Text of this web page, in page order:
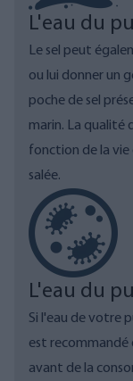
L'eau du
Le sel peut
ou lui donner un
poche de sel
marin. La qualité
fonction de la vie
salée.
L'eau du
Si l'eau de votre
est recommandé
avant de la